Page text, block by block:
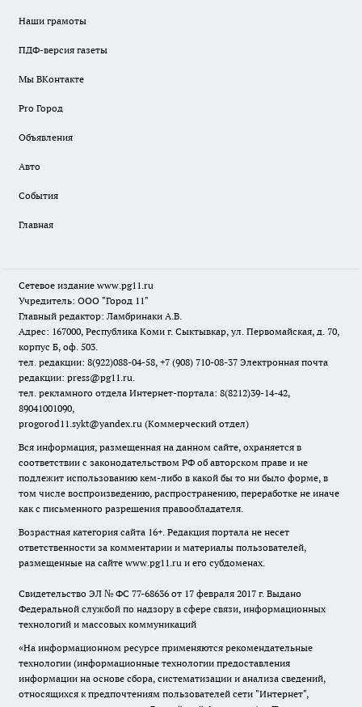
Наши грамоты
ПДФ-версия газеты
Мы ВКонтакте
Pro Город
Объявления
Авто
События
Главная
Сетевое издание www.pg11.ru
Учредитель: ООО "Город 11"
Главный редактор: Ламбринаки А.В.
Адрес: 167000, Республика Коми г. Сыктывкар, ул. Первомайская, д. 70,
корпус Б, оф. 503.
тел. редакции: 8(922)088-04-58, +7 (908) 710-08-37 Электронная почта
редакции: press@pg11.ru.
тел. рекламного отдела Интернет-портала: 8(8212)39-14-42,
89041001090,
progorod11.sykt@yandex.ru (Коммерческий отдел)
Вся информация, размещенная на данном сайте, охраняется в
соответствии с законодательством РФ об авторском праве и не
подлежит использованию кем-либо в какой бы то ни было форме, в
том числе воспроизведению, распространению, переработке не иначе
как с письменного разрешения правообладателя.
Возрастная категория сайта 16+. Редакция портала не несет
ответственности за комментарии и материалы пользователей,
размещенные на сайте www.pg11.ru и его субдоменах.
Свидетельство ЭЛ № ФС 77-68636 от 17 февраля 2017 г. Выдано
Федеральной службой по надзору в сфере связи, информационных
технологий и массовых коммуникаций
«На информационном ресурсе применяются рекомендательные
технологии (информационные технологии предоставления
информации на основе сбора, систематизации и анализа сведений,
относящихся к предпочтениям пользователей сети "Интернет",